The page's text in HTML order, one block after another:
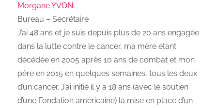
Morgane YVON
Bureau – Secrétaire
J’ai 48 ans et je suis depuis plus de 20 ans engagée
dans la lutte contre le cancer, ma mère étant
décédée en 2005 après 10 ans de combat et mon
père en 2015 en quelques semaines, tous les deux
d’un cancer. J’ai initié il y a 18 ans (avec le soutien
d’une Fondation américaine) la mise en place d’un